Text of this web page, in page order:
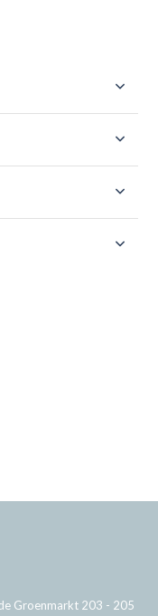
Groenmarkt 203 - 205